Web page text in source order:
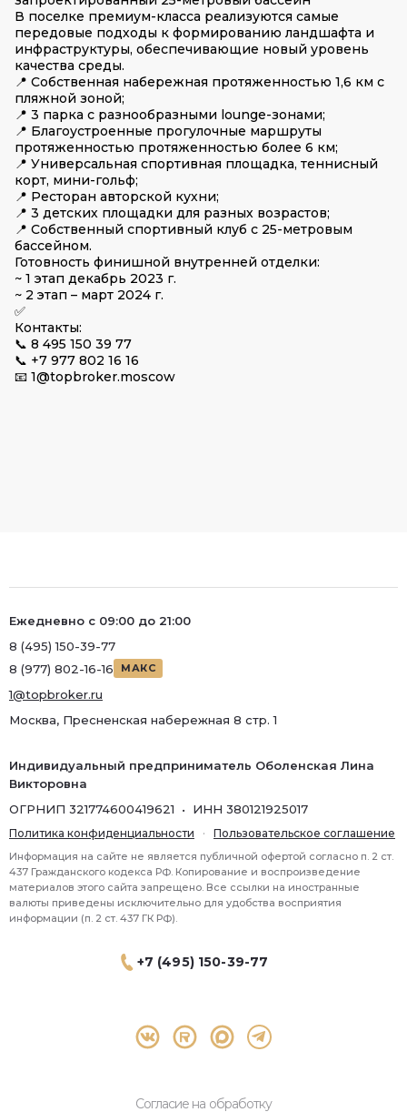
В поселке премиум-класса реализуются самые
передовые подходы к формированию ландшафта и
инфраструктуры, обеспечивающие новый уровень
качества среды.
📍 Собственная набережная протяженностью 1,6 км с
пляжной зоной;
📍 3 парка с разнообразными lounge-зонами;
📍 Благоустроенные прогулочные маршруты
протяженностью протяженностью более 6 км;
📍 Универсальная спортивная площадка, теннисный
корт, мини-гольф;
📍 Ресторан авторской кухни;
📍 3 детских площадки для разных возрастов;
📍 Собственный спортивный клуб с 25-метровым
бассейном.
Готовность финишной внутренней отделки:
~ 1 этап декабрь 2023 г.
~ 2 этап – март 2024 г.
✅
Контакты:
📞 8 495 150 39 77
📞 +7 977 802 16 16
📧 1@topbroker.moscow
+7 (495) 150-39-77
Согласие на обработку
Ежедневно с 09:00 до 21:00
8 (495) 150-39-77
8 (977) 802-16-16
МАКС
1@topbroker.ru
Москва, Пресненская набережная 8 стр. 1
Индивидуальный предприниматель Оболенская Лина
Викторовна
ОГРНИП 321774600419621 • ИНН 380121925017
Политика конфиденциальности · Пользовательское соглашение
Информация на сайте не является публичной офертой согласно п. 2 ст.
437 Гражданского кодекса РФ. Копирование и воспроизведение
материалов этого сайта запрещено. Все ссылки на иностранные
валюты приведены исключительно для удобства восприятия
информации (п. 2 ст. 437 ГК РФ).